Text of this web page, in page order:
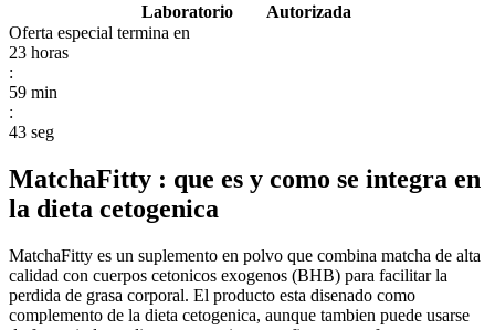
Laboratorio
Autorizada
Oferta especial termina en
23 horas
:
59 min
:
42 seg
MatchaFitty : que es y como se integra en
la dieta cetogenica
MatchaFitty es un suplemento en polvo que combina matcha de alta
calidad con cuerpos cetonicos exogenos (BHB) para facilitar la
perdida de grasa corporal. El producto esta disenado como
complemento de la dieta cetogenica, aunque tambien puede usarse